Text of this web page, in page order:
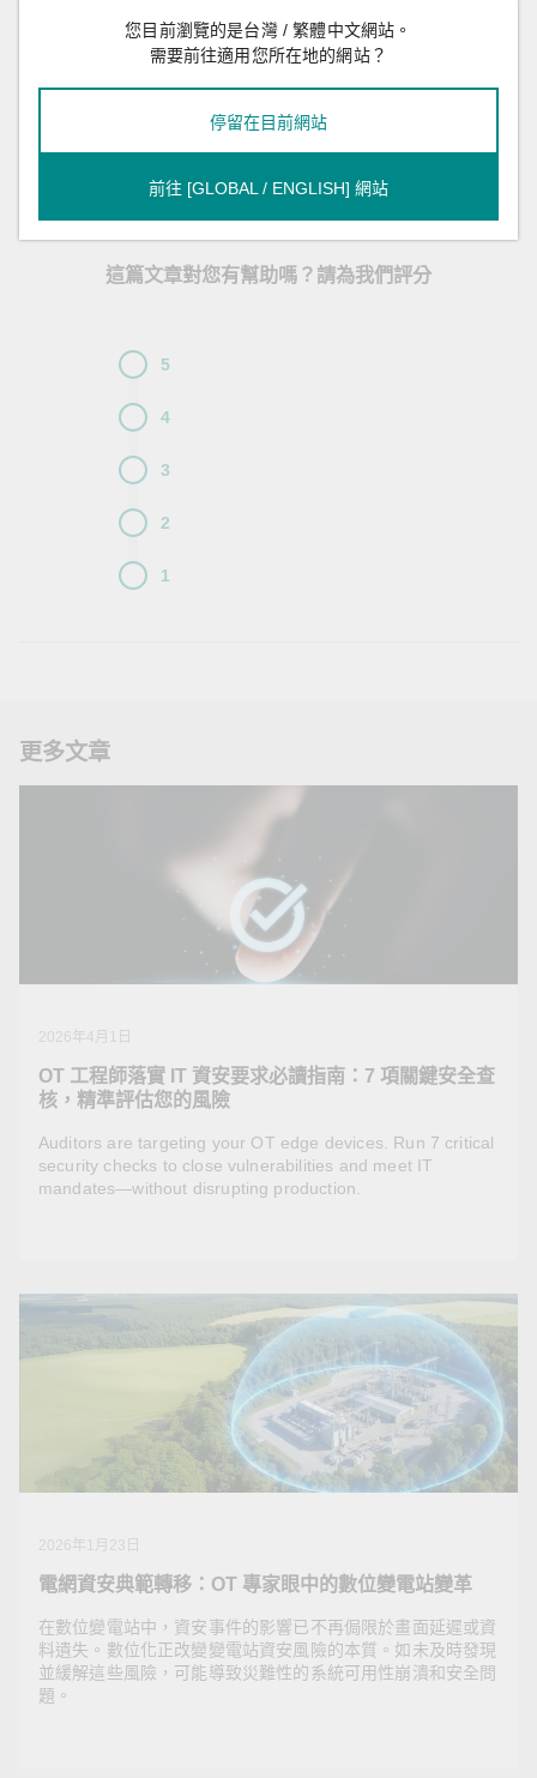
這篇文章對您有幫助嗎？請為我們評分
1
2
3
4
5
更多文章
2026年4月1日
OT 工程師落實 IT 資安要求必讀指南：7 項關鍵安全查
核，精準評估您的風險
Auditors are targeting your OT edge devices. Run 7 critical
security checks to close vulnerabilities and meet IT
mandates—without disrupting production.
2026年4月1日
OT 工程師落實 IT 資安要求必讀指南：7 項關鍵安全
查核，精準評估您的風險
Auditors are targeting your OT edge devices. Run 7
critical security checks to close vulnerabilities and meet
2026年1月23日
電網資安典範轉移：OT 專家眼中的數位變電站變革
在數位變電站中，資安事件的影響已不再侷限於畫面延遲或資
料遺失。數位化正改變變電站資安風險的本質。如未及時發現
並緩解這些風險，可能導致災難性的系統可用性崩潰和安全問
題。
您目前瀏覽的是台灣 / 繁體中文網站。
需要前往適用您所在地的網站？
停留在目前網站
前往 [GLOBAL / ENGLISH] 網站